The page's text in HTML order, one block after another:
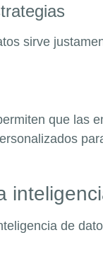
sirve
que las
de